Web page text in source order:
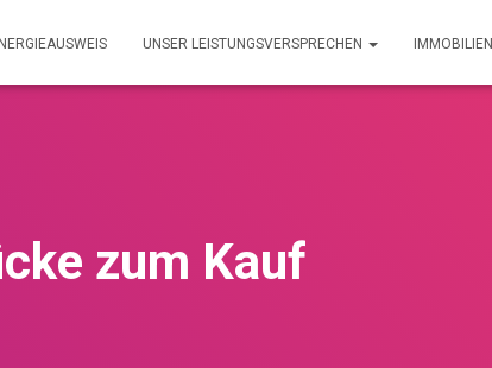
UNSER LEISTUNGSVERSPRECHEN IMMOBILIEN
zum Kauf